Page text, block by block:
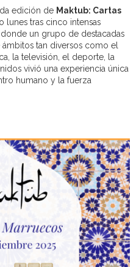
edición de Maktub: Cartas
lunes tras cinco intensas
un grupo de destacadas
tan diversos como el
la televisión, el deporte, la
vivió una experiencia única
humano y la fuerza